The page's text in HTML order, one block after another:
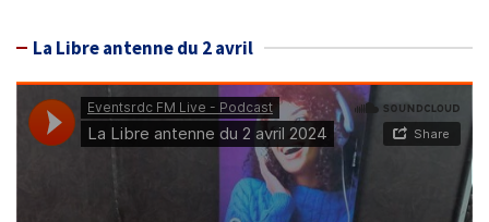
La Libre antenne du 2 avril